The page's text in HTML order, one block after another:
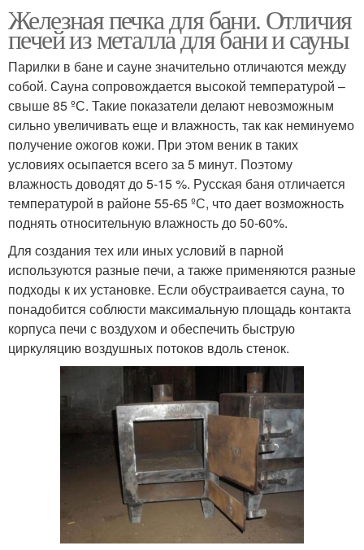
Железная печка для бани. Отличия
печей из металла для бани и сауны
Парилки в бане и сауне значительно отличаются между
собой. Сауна сопровождается высокой температурой –
свыше 85 ºС. Такие показатели делают невозможным
сильно увеличивать еще и влажность, так как неминуемо
получение ожогов кожи. При этом веник в таких
условиях осыпается всего за 5 минут. Поэтому
влажность доводят до 5-15 %. Русская баня отличается
температурой в районе 55-65 ºС, что дает возможность
поднять относительную влажность до 50-60%.
Для создания тех или иных условий в парной
используются разные печи, а также применяются разные
подходы к их установке. Если обустраивается сауна, то
понадобится соблюсти максимальную площадь контакта
корпуса печи с воздухом и обеспечить быструю
циркуляцию воздушных потоков вдоль стенок.